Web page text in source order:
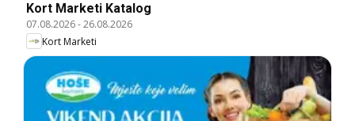
Kort Marketi Katalog
07.08.2026-26.08.2026
Kort Marketi